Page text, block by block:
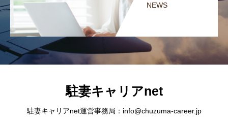
NEWS
駐妻キャリアnet
駐妻キャリアnet運営事務局：info@chuzuma-career.jp